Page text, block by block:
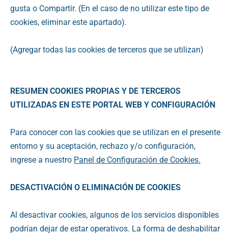
gusta o Compartir. (En el caso de no utilizar este tipo de
cookies, eliminar este apartado).
(Agregar todas las cookies de terceros que se utilizan)
RESUMEN COOKIES PROPIAS Y DE TERCEROS
UTILIZADAS EN ESTE PORTAL WEB Y CONFIGURACIÓN
Para conocer con las cookies que se utilizan en el presente
entorno y su aceptación, rechazo y/o configuración,
ingrese a nuestro Panel de Configuración de Cookies.
DESACTIVACIÓN O ELIMINACIÓN DE COOKIES
Al desactivar cookies, algunos de los servicios disponibles
podrían dejar de estar operativos. La forma de deshabilitar